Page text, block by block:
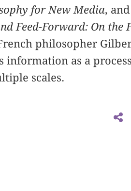
for New Media, and
­Feed-Forward: On
philosopher
information as a
scales.